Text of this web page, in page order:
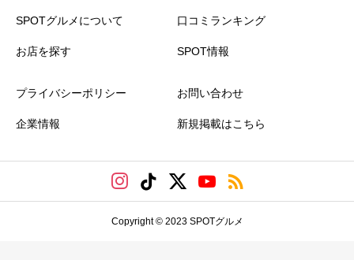
SPOTグルメについて
お店を探す
口コミランキング
SPOT情報
プライバシーポリシー
企業情報
お問い合わせ
新規掲載はこちら
Copyright © 2023 SPOTグルメ